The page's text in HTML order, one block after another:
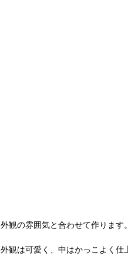
外観の雰囲気と合わせて作ります。
外観は可愛く、中はかっこよく仕